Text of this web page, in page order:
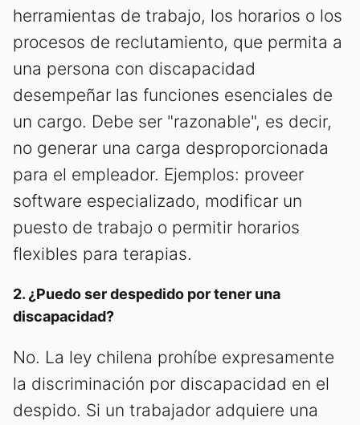
herramientas de trabajo, los horarios o los
procesos de reclutamiento, que permita a
una persona con discapacidad
desempeñar las funciones esenciales de
un cargo. Debe ser "razonable", es decir,
no generar una carga desproporcionada
para el empleador. Ejemplos: proveer
software especializado, modificar un
puesto de trabajo o permitir horarios
flexibles para terapias.
2. ¿Puedo ser despedido por tener una
discapacidad?
No. La ley chilena prohíbe expresamente
la discriminación por discapacidad en el
despido. Si un trabajador adquiere una